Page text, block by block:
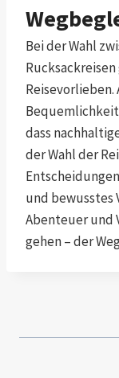
Bei der Wahl
dass
der Wahl der
und bewusstes
Abenteuer und
gehen – der